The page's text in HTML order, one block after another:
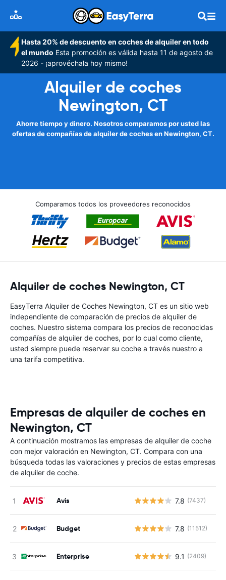
Hasta 20% de descuento en coches de alquiler en todo
el mundo Esta promoción es válida hasta 11 de agosto de
2026 - ¡aprovéchala hoy mismo!
Alquiler de coches
Newington, CT
Ahorre tiempo y dinero. Nosotros comparamos por usted las
ofertas de compañías de alquiler de coches en Newington, CT.
Comparamos todos los proveedores reconocidos
Alquiler de coches Newington, CT
EasyTerra Alquiler de Coches Newington, CT es un sitio web
independiente de comparación de precios de alquiler de
coches. Nuestro sistema compara los precios de reconocidas
compañías de alquiler de coches, por lo cual como cliente,
usted siempre puede reservar su coche a través nuestro a
una tarifa competitiva.
Empresas de alquiler de coches en
Newington, CT
A continuación mostramos las empresas de alquiler de coche
con mejor valoración en Newington, CT. Compara con una
búsqueda todas las valoraciones y precios de estas empresas
de alquiler de coche.
Avis 7.8 (7437)
Budget 7.8 (11512)
Enterprise 9.1 (2409)